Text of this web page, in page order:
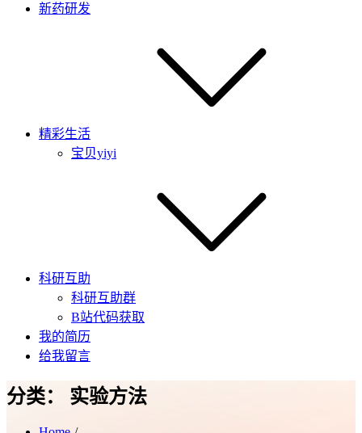
新药研发
精彩生活
宝贝yiyi
科研互助
科研互助群
B站代码获取
我的简历
给我留言
分类： 实验方法